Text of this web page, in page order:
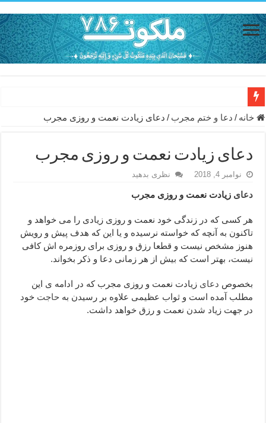
دعای حفظ جان خانواده از بلا در سفر – دعای دفع بلا در قرآن
دعا برای عاشق شدن طرف مقابل – عاشق کردن طرف مقابل از راه
دعای حفظ جان عزیزان از بلا در سفر – دعا برای رفع حوادث بد روزانه
انواع ذکرهای الهی و خواص آن – مجرب ترین ذکرها برای برآوردن
دعای روزی و رفع فقر – دعای مجرب برای گشایش مالی و برکت در کار
دعای قوی برای حاجات دنیا و آخرت – حاجت روایی و رفع مشکلات
ختم سوره تکاثر برای جذب ثروت – خواص و برکات سوره تکاثر
دعا قدرت و توانمندی – دعا برای افزایش انرژی بدن و قدرت بازو
دعای ابودردا برای در امان ماندن از بلا – دعای ایمنی از سوختن
خانه / دعا و ختم مجرب / دعای زیادت نعمت و روزی مجرب
دعای زیادت نعمت و روزی مجرب
نوامبر 4, 2018 نظری بدهید
دعای زیادت نعمت و روزی مجرب
هر کسی که در زندگی خود نعمت و روزی زیادی را می خواهد و
تاکنون به آنچه که خواسته نرسیده و یا این که هدف پیش و رویش
هنوز مشخص نیست و قطعا رزق و روزی برای روزمره اش کافی
نیست، بهتر است که بیش از هر زمانی دعا و ذکر بخواند.
بخصوص دعای زیادت نعمت و روزی مجرب که در ادامه ی این
مطلب آمده است و ثواب عظیمی علاوه بر رسیدن به حاجت خود
در جهت زیاد شدن نعمت و رزق خواهد داشت.